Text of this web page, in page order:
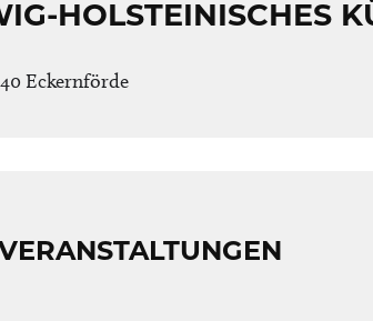
HOLSTEINISCHES
Eckernförde